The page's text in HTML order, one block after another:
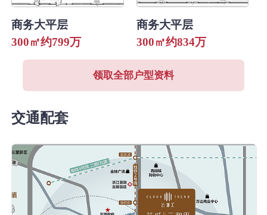
商务大平层
300㎡约799万
商务大平层
300㎡约834万
领取全部户型资料
交通配套